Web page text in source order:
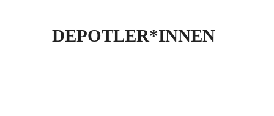
DEPOTLER*INNEN